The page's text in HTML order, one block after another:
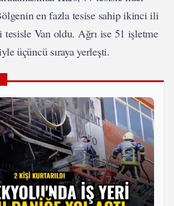
en fazla tesise sahip ikinci ili
Van oldu. Ağrı ise 51 işletme
üçüncü sıraya yerleşti.